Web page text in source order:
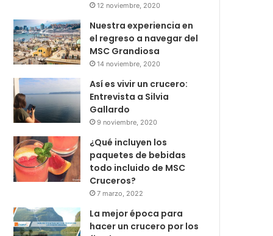
12 noviembre, 2020
Nuestra experiencia en
el regreso a navegar del
MSC Grandiosa
14 noviembre, 2020
Así es vivir un crucero:
Entrevista a Silvia
Gallardo
9 noviembre, 2020
¿Qué incluyen los
paquetes de bebidas
todo incluido de MSC
Cruceros?
7 marzo, 2022
La mejor época para
hacer un crucero por los